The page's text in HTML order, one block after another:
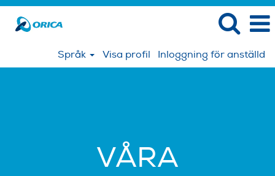
Språk Visa profil Inloggning för anställd
VÅRA